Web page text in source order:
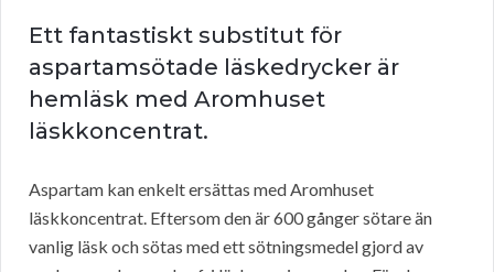
Ett fantastiskt substitut för
aspartamsötade läskedrycker är
hemläsk med Aromhuset
läskkoncentrat.
Aspartam kan enkelt ersättas med Aromhuset
läskkoncentrat. Eftersom den är 600 gånger sötare än
vanlig läsk och sötas med ett sötningsmedel gjord av